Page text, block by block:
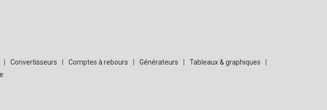
| Convertisseurs | Comptes à rebours | Générateurs | Tableaux & graphiques
|